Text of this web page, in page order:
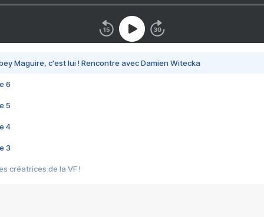
Maguire, c'est lui ! Rencontre avec Damien Witecka
6
5
4
3
créatrices de la VF !